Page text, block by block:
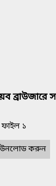
ব্রাউজারে
ফাইল ১
করুন